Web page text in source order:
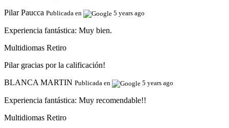
Pilar Paucca Publicada en 5 years ago
Experiencia fantástica: Muy bien.
Multidiomas Retiro
Pilar gracias por la calificación!
BLANCA MARTIN Publicada en 5 years ago
Experiencia fantástica: Muy recomendable!!
Multidiomas Retiro